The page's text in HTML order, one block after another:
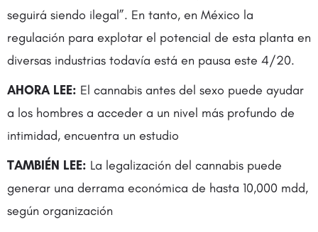
seguirá siendo ilegal”. En tanto, en México la
regulación para explotar el potencial de esta planta en
diversas industrias todavía está en pausa este 4/20.
AHORA LEE: El cannabis antes del sexo puede ayudar
a los hombres a acceder a un nivel más profundo de
intimidad, encuentra un estudio
TAMBIÉN LEE: La legalización del cannabis puede
generar una derrama económica de hasta 10,000 mdd,
según organización